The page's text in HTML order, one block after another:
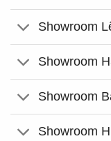
Showroom
Showroom
Showroom
Showroom